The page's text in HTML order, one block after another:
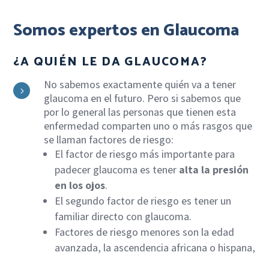
Somos expertos en Glaucoma
¿A QUIÉN LE DA GLAUCOMA?
5
No sabemos exactamente quién va a tener
glaucoma en el futuro. Pero si sabemos que
por lo general las personas que tienen esta
enfermedad comparten uno o más rasgos que
se llaman factores de riesgo:
El factor de riesgo más importante para
padecer glaucoma es tener alta la presión
en los ojos.
El segundo factor de riesgo es tener un
familiar directo con glaucoma.
Factores de riesgo menores son la edad
avanzada, la ascendencia africana o hispana,